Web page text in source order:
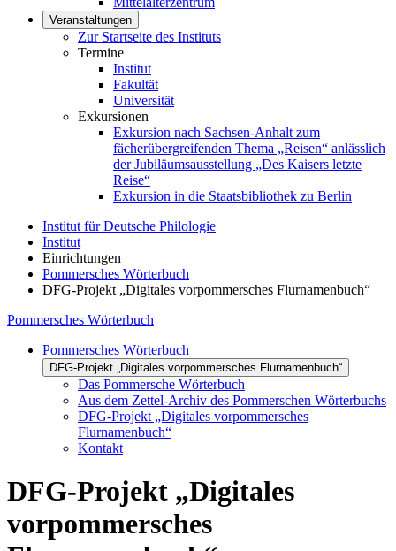
Veranstaltungen
Zur Startseite des Instituts
Termine
Institut
Fakultät
Universität
Exkursionen
Exkursion nach Sachsen-Anhalt zum
fächerübergreifenden Thema „Reisen“ anlässlich
der Jubiläumsausstellung „Des Kaisers letzte
Reise“
Exkursion in die Staatsbibliothek zu Berlin
Institut für Deutsche Philologie
Institut
Einrichtungen
Pommersches Wörterbuch
DFG-Projekt „Digitales vorpommersches Flurnamenbuch“
Pommersches Wörterbuch
Pommersches Wörterbuch
DFG-Projekt „Digitales vorpommersches Flurnamenbuch“
Das Pommersche Wörterbuch
Aus dem Zettel-Archiv des Pommerschen Wörterbuchs
DFG-Projekt „Digitales vorpommersches
Flurnamenbuch“
Kontakt
DFG-Projekt „Digitales
vorpommersches